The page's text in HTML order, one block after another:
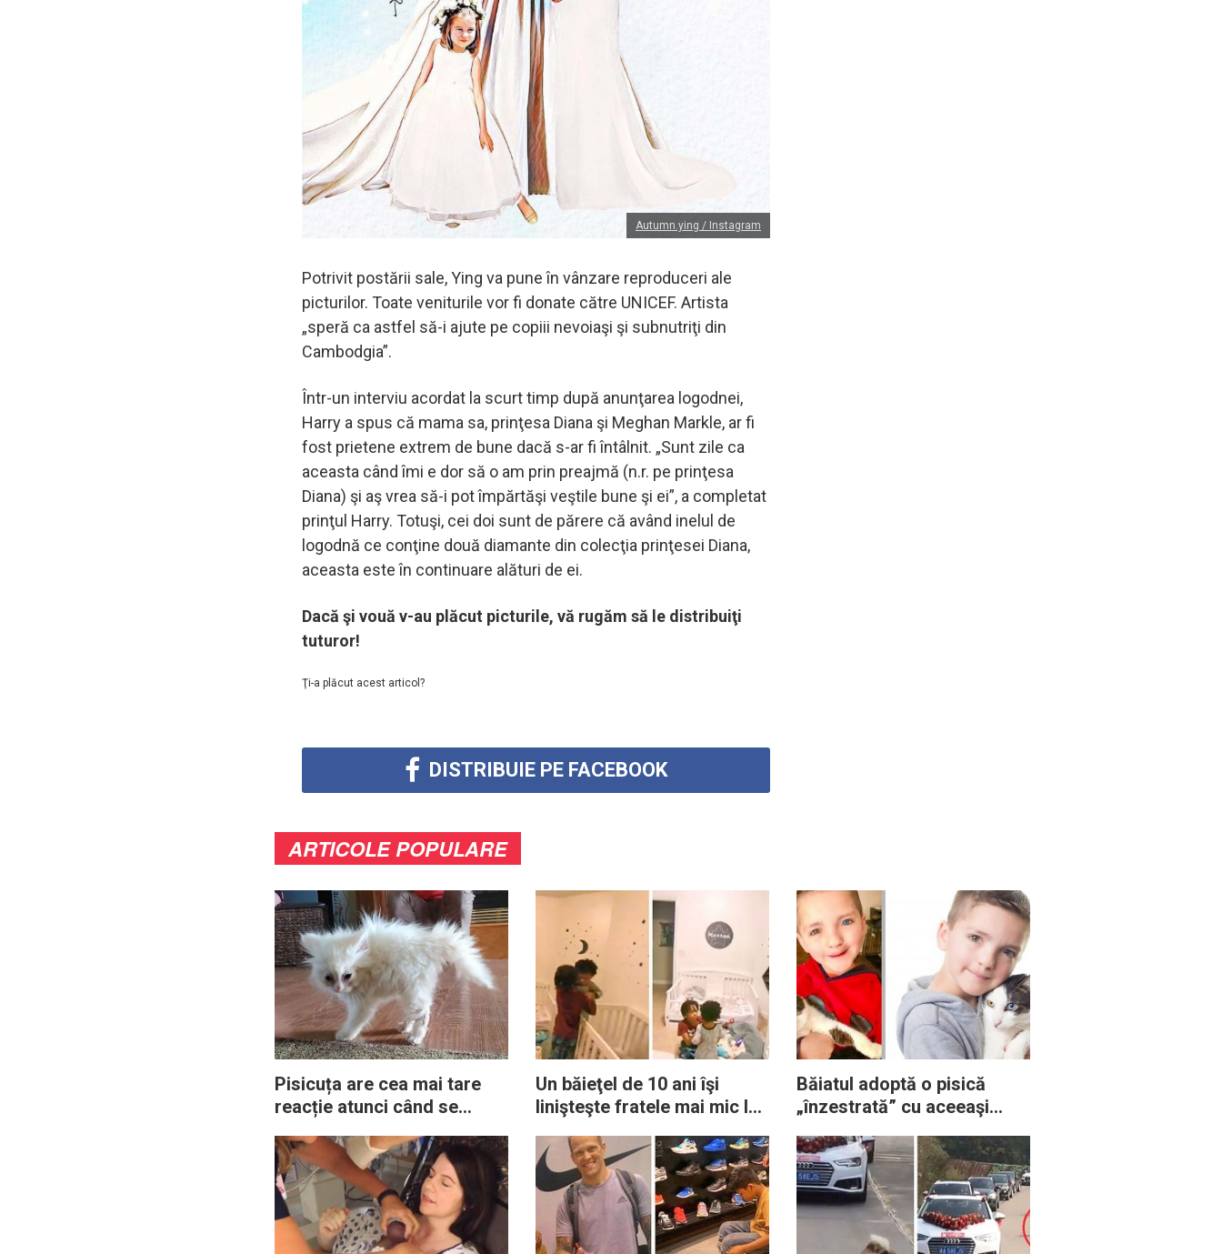
Autumn.ying / Instagram
Potrivit postării sale, Ying va pune în vânzare reproduceri ale
picturilor. Toate veniturile vor fi donate către UNICEF. Artista
„speră ca astfel să-i ajute pe copiii nevoiaşi şi subnutriţi din
Cambodgia”.
Într-un interviu acordat la scurt timp după anunţarea logodnei,
Harry a spus că mama sa, prinţesa Diana şi Meghan Markle, ar fi
fost prietene extrem de bune dacă s-ar fi întâlnit. „Sunt zile ca
aceasta când îmi e dor să o am prin preajmă (n.r. pe prinţesa
Diana) şi aş vrea să-i pot împărtăşi veştile bune şi ei”, a completat
prinţul Harry. Totuşi, cei doi sunt de părere că având inelul de
logodnă ce conţine două diamante din colecţia prinţesei Diana,
aceasta este în continuare alături de ei.
Dacă şi vouă v-au plăcut picturile, vă rugăm să le distribuiţi
tuturor!
Ţi-a plăcut acest articol?
DISTRIBUIE PE FACEBOOK
ARTICOLE POPULARE
Pisicuța are cea mai tare
reacție atunci când se
canini
Un băieţel de 10 ani îşi
linişteşte fratele mai mic la
trezească mama: a vrut să
o lase să se odihnească
Băiatul adoptă o pisică
„înzestrată” cu aceeaşi
sunt cei mai buni prieteni